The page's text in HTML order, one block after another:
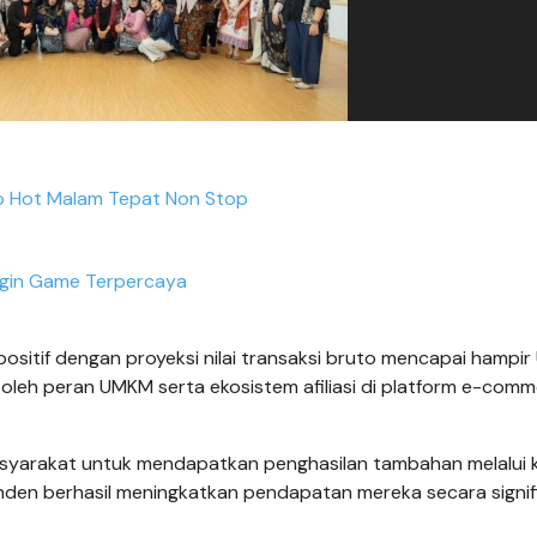
Hot Malam Tepat Non Stop
Game Terpercaya
dengan proyeksi nilai transaksi bruto mencapai hampir
peran UMKM serta ekosistem afiliasi di platform e-
untuk mendapatkan penghasilan tambahan melalui
berhasil meningkatkan pendapatan mereka secara